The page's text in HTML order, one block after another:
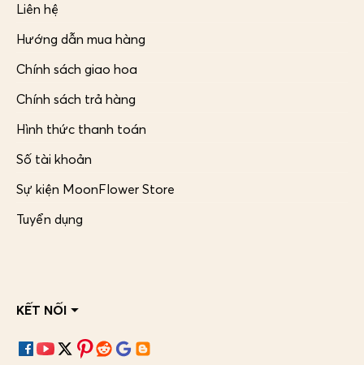
Liên hệ
Hướng dẫn mua hàng
Chính sách giao hoa
Chính sách trả hàng
Hình thức thanh toán
Số tài khoản
Sự kiện MoonFlower Store
Tuyển dụng
KẾT NỐI